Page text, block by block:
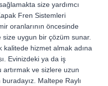
size yardımcı
Fren Sistemleri
oranlarının öncesinde
uygun bir çözüm sunar.
kalitede hizmet almak adına
Evinizdeki ya da iş
ve sizlere uzun
Maltepe Raylı